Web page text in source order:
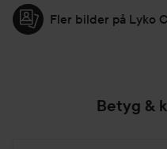
Fler bilder på Lyko
Betyg &